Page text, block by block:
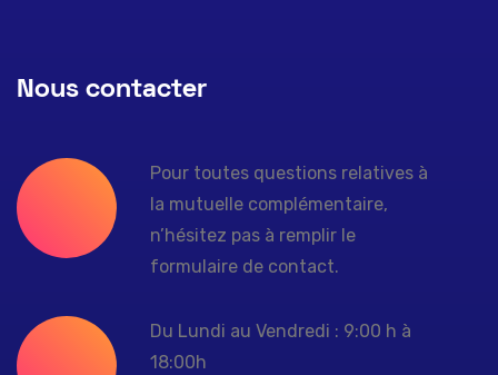
Nous contacter
Pour toutes questions relatives à
la mutuelle complémentaire,
n’hésitez pas à remplir le
formulaire de contact.
Du Lundi au Vendredi : 9:00 h à
18:00h